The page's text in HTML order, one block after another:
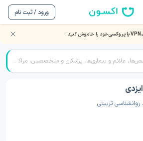
ورود / ثبت نام
VPN یا پروکسی خود را خاموش کنید. /دکتر نگین ایزدی
روانشناسی تربیتی